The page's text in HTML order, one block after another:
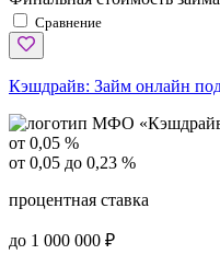
Сравнение
Кэшдрайв: Займ онлайн
от 0,05 %
от 0,05 до 0,23 %
процентная ставка
до 1 000 000 ₽